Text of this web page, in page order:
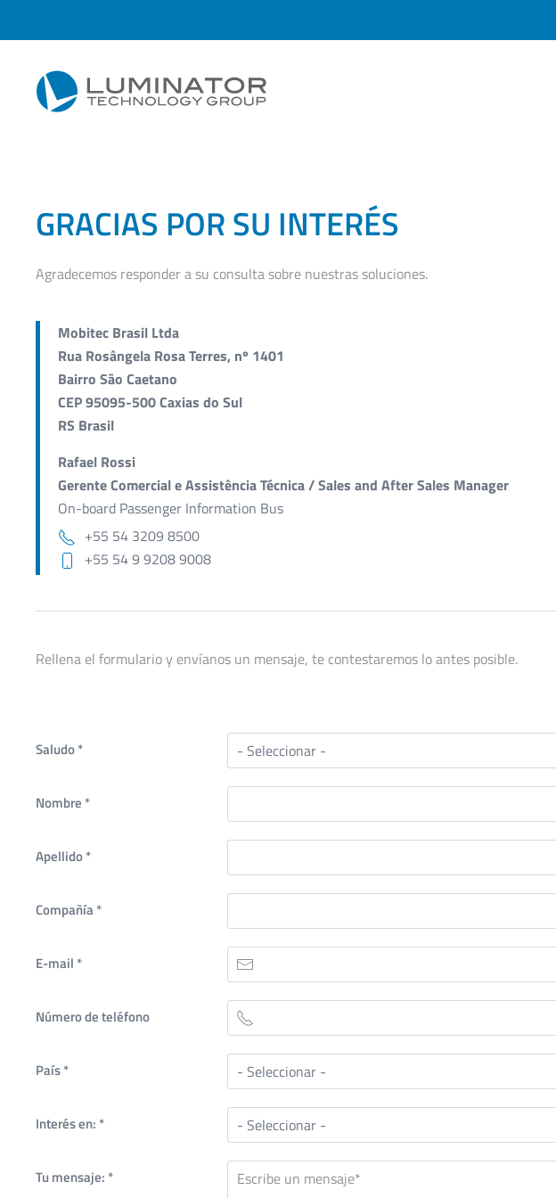
Skip to main content
GRACIAS POR SU INTERÉS
Agradecemos responder a su consulta sobre nuestras soluciones.
Mobitec Brasil Ltda
Rua Rosângela Rosa Terres, nº 1401
Bairro São Caetano
CEP 95095-500 Caxias do Sul
RS Brasil
Rafael Rossi
Gerente Comercial e Assistência Técnica / Sales and After Sales Manager
On-board Passenger Information Bus
+55 54 3209 8500
+55 54 9 9208 9008
Rellena el formulario y envíanos un mensaje, te contestaremos lo antes posible.
Saludo*
Nombre *
Apellido*
Compañía*
E-mail *
Número de teléfono
País*
Interés en: *
Tu mensaje: *